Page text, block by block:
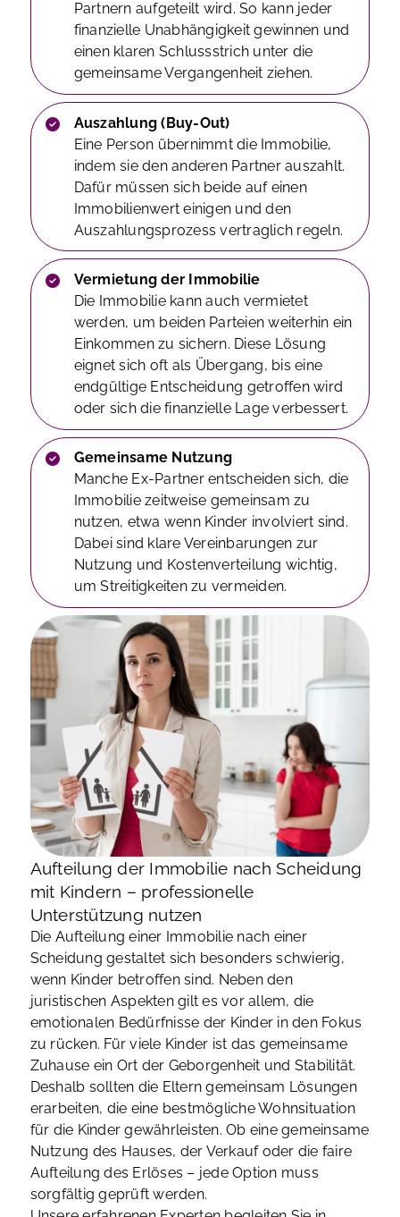
Partnern aufgeteilt wird. So kann jeder
finanzielle Unabhängigkeit gewinnen und
einen klaren Schlussstrich unter die
gemeinsame Vergangenheit ziehen.
Auszahlung (Buy-Out)
Eine Person übernimmt die Immobilie,
indem sie den anderen Partner auszahlt.
Dafür müssen sich beide auf einen
Immobilienwert einigen und den
Auszahlungsprozess vertraglich regeln.
Vermietung der Immobilie
Die Immobilie kann auch vermietet
werden, um beiden Parteien weiterhin ein
Einkommen zu sichern. Diese Lösung
eignet sich oft als Übergang, bis eine
endgültige Entscheidung getroffen wird
oder sich die finanzielle Lage verbessert.
Gemeinsame Nutzung
Manche Ex-Partner entscheiden sich, die
Immobilie zeitweise gemeinsam zu
nutzen, etwa wenn Kinder involviert sind.
Dabei sind klare Vereinbarungen zur
Nutzung und Kostenverteilung wichtig,
um Streitigkeiten zu vermeiden.
Aufteilung der Immobilie nach Scheidung
mit Kindern – professionelle
Unterstützung nutzen
Die Aufteilung einer Immobilie nach einer
Scheidung gestaltet sich besonders schwierig,
wenn Kinder betroffen sind. Neben den
juristischen Aspekten gilt es vor allem, die
emotionalen Bedürfnisse der Kinder in den Fokus
zu rücken. Für viele Kinder ist das gemeinsame
Zuhause ein Ort der Geborgenheit und Stabilität.
Deshalb sollten die Eltern gemeinsam Lösungen
erarbeiten, die eine bestmögliche Wohnsituation
für die Kinder gewährleisten. Ob eine gemeinsame
Nutzung des Hauses, der Verkauf oder die faire
Aufteilung des Erlöses – jede Option muss
sorgfältig geprüft werden.